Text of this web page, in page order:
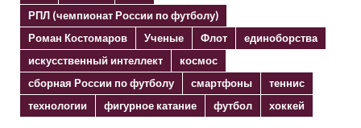
РПЛ (чемпионат России по футболу)
Роман Костомаров
Ученые Флот
единоборства
искусственный интеллект
космос
сборная России по футболу
смартфоны
теннис
технологии
фигурное катание футбол хоккей